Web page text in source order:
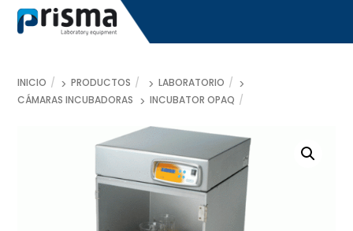
Skip
INICIO PRODUCTOS
LABORATORIO
CÁMARAS INCUBADORAS
INCUBATOR OPAQ